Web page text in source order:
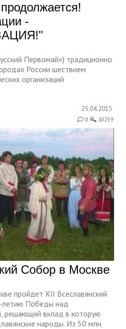
-
Первомай») традиционно
России шествием
организаций
25.04.2015
0 10259
Собор в Москве
пройдет XII Всеславянский
летию Победы над
решающий вклад в которую
народы. Из 50 млн.